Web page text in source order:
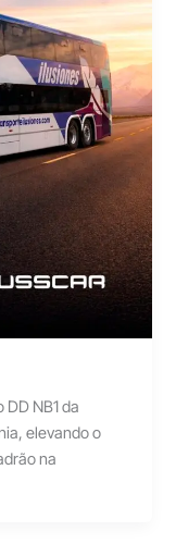
NB1 da
elevando o
na